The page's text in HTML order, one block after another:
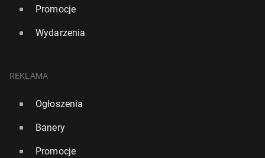
Promocje
Wydarzenia
REKLAMA
Ogłoszenia
Banery
Promocje